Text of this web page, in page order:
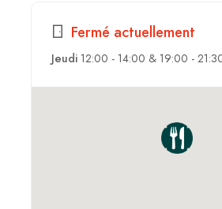
Fermé actuellement
Jeudi 12:00 - 14:00 & 19:00 -